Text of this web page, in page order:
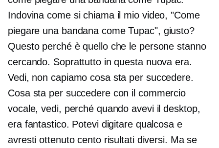
Indovina come si chiama il mio video, "Come
piegare una bandana come Tupac", giusto?
Questo perché è quello che le persone stanno
cercando. Soprattutto in questa nuova era.
Vedi, non capiamo cosa sta per succedere.
Cosa sta per succedere con il commercio
vocale, vedi, perché quando avevi il desktop,
era fantastico. Potevi digitare qualcosa e
avresti ottenuto cento risultati diversi. Ma se